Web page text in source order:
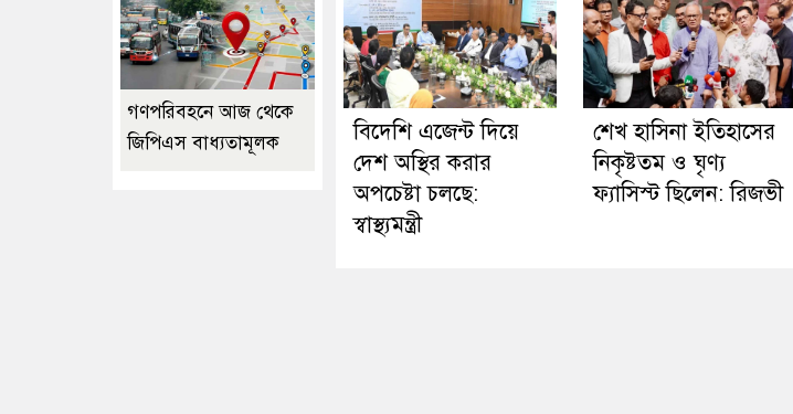
বিদেশি এজেন্ট দিয়ে
দেশ অস্থির করার
অপচেষ্টা চলছে:
স্বাস্থ্যমন্ত্রী
শেখ হাসিনা ইতিহাসের
নিকৃষ্টতম ও ঘৃণ্য
ফ্যাসিস্ট ছিলেন: রিজভী
গণপরিবহনে আজ থেকে
জিপিএস বাধ্যতামূলক